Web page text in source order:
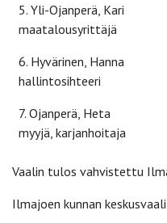
5. Yli-Ojanperä, Kari
maatalousyrittäjä
6. Hyvärinen, Hanna
hallintosihteeri
7. Ojanperä, Heta
myyjä, karjanhoitaja
Vaalin tulos vahvistettu
Ilmajoen kunnan